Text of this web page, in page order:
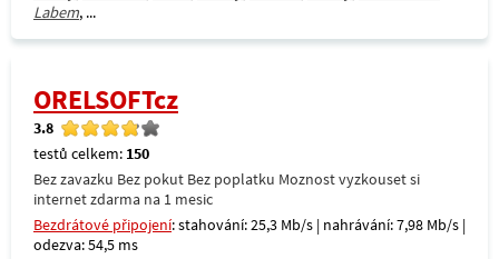
Labem, ...
ORELSOFTcz
3.8
testů celkem: 150
Bez zavazku Bez pokut Bez poplatku Moznost vyzkouset si
internet zdarma na 1 mesic
Bezdrátové připojení: stahování: 25,3 Mb/s | nahrávání: 7,98 Mb/s |
odezva: 54,5 ms